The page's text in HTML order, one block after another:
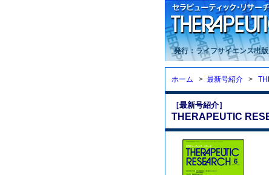
発行：ライフサイエンス出版
ホーム > 最新号紹介 >
［最新号紹介］
THERAPEUTIC